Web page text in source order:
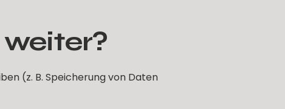
(z. B. Speicherung von Daten